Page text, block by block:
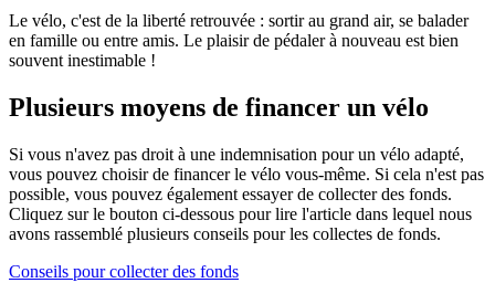
Le vélo, c'est de la liberté retrouvée : sortir au grand air, se balader
en famille ou entre amis. Le plaisir de pédaler à nouveau est bien
souvent inestimable !
Plusieurs moyens de financer un vélo
Si vous n'avez pas droit à une indemnisation pour un vélo adapté,
vous pouvez choisir de financer le vélo vous-même. Si cela n'est pas
possible, vous pouvez également essayer de collecter des fonds.
Cliquez sur le bouton ci-dessous pour lire l'article dans lequel nous
avons rassemblé plusieurs conseils pour les collectes de fonds.
Conseils pour collecter des fonds